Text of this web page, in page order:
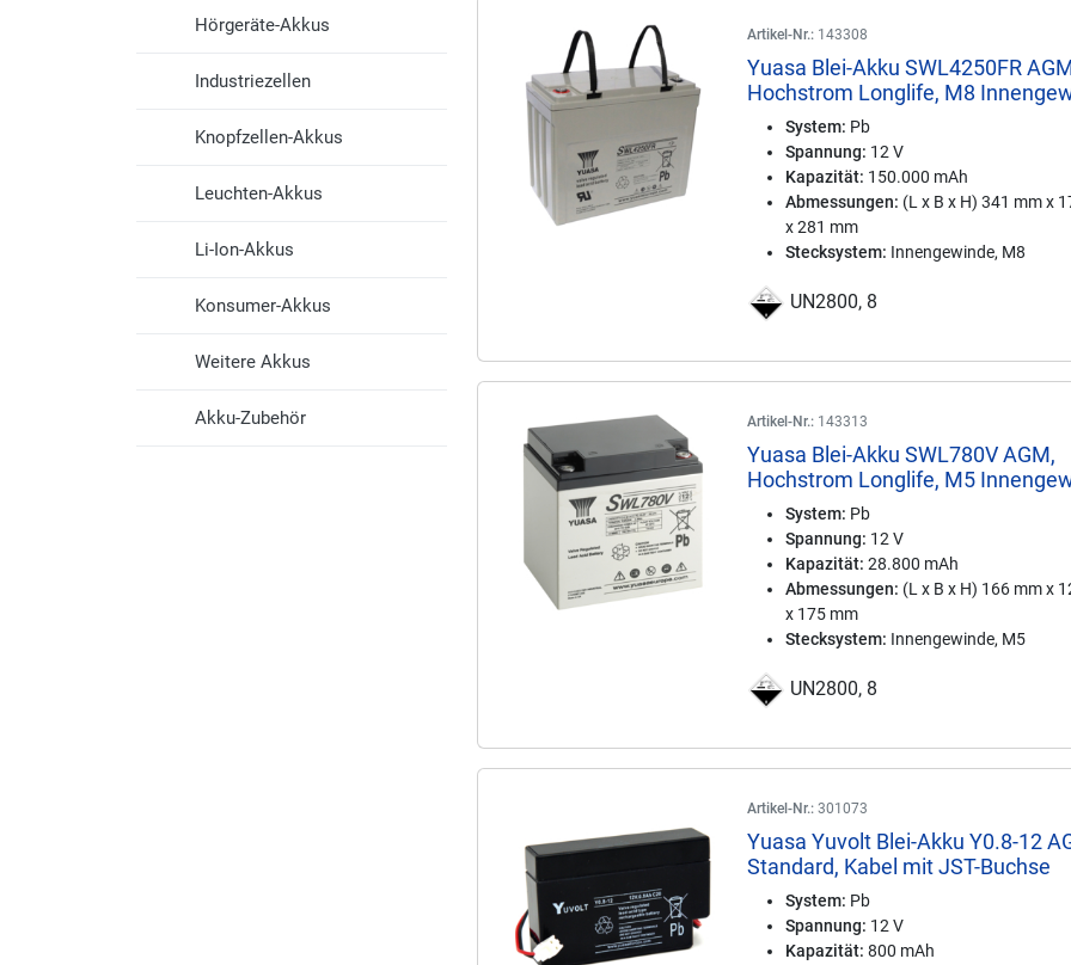
Hörgeräte-Akkus
Industriezellen
Knopfzellen-Akkus
Leuchten-Akkus
Li-Ion-Akkus
Konsumer-Akkus
Weitere Akkus
Akku-Zubehör
Artikel-Nr.: 143308
Yuasa Blei-Akku SWL4250FR
Hochstrom Longlife, M8
System: Pb
Spannung: 12 V
Kapazität: 150.000 mAh
Abmessungen: (L x B x H) 341 mm x
x 281 mm
Stecksystem: Innengewinde, M8
UN2800, 8
Artikel-Nr.: 143313
Yuasa Blei-Akku SWL780V AGM,
Hochstrom Longlife, M5
System: Pb
Spannung: 12 V
Kapazität: 28.800 mAh
Abmessungen: (L x B x H) 166 mm x
x 175 mm
Stecksystem: Innengewinde, M5
UN2800, 8
Artikel-Nr.: 301073
Yuasa Yuvolt Blei-Akku Y0.8-12
Standard, Kabel mit JST-Buchse
System: Pb
Spannung: 12 V
Kapazität: 800 mAh